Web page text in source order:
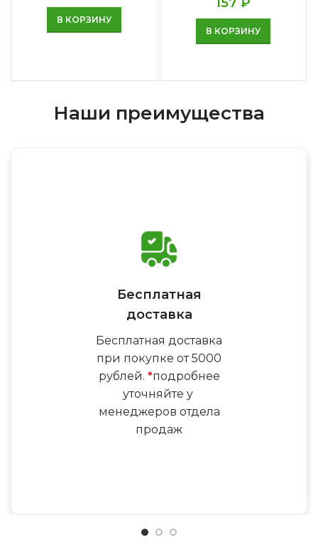
В КОРЗИНУ
В КОРЗИНУ
Наши преимущества
Бесплатная
доставка
Бесплатная доставка
при покупке от 5000
рублей. *подробнее
уточняйте у
менеджеров отдела
продаж